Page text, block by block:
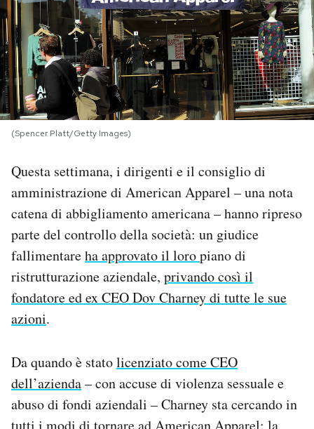
PODCAST
NEWSLETTER
I MIEI PREFERITI
SHOP
CALENDARIO
AREA PERSONALE
Area Personale
Notifiche mobile
Hai bisogno di aiuto?
Esci
(Spencer Platt/Getty Images)
Questa settimana, i dirigenti e il consiglio di
amministrazione di American Apparel – una nota
catena di abbigliamento americana – hanno ripreso
parte del controllo della società: un giudice
fallimentareha approvato il loropiano di
ristrutturazione aziendale, privando così il
fondatore ed ex CEO Dov Charney di tutte le sue
azioni.
Da quando è statolicenziato come CEO
dell’azienda– con accuse di violenza sessuale e
abuso di fondi aziendali – Charney sta cercando in